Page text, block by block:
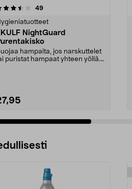
49arvostelut
NightGuard
hampaita, jos narskuttelet
puristat hampaat yhteen yöllä.
4.5 viidestä